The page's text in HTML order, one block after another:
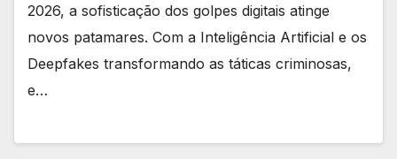
2026, a sofisticação dos golpes digitais atinge
novos patamares. Com a Inteligência Artificial e os
Deepfakes transformando as táticas criminosas,
e…